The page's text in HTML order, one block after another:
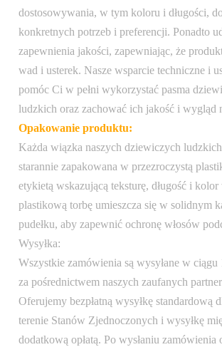
Wysyłka:
przetwarzane w ciągu 1-
wysyłane pocztą
wysyłka
dodatkową opłatą
dostosowywania, w tym koloru i długości,
konkretnych potrzeb i preferencji. Ponadto
zapewnienia jakości, zapewniając, że
wad i usterek. Nasze wsparcie techniczne i
pomóc Ci w pełni wykorzystać pasma
ludzkich oraz zachować ich jakość i wygląd
Opakowanie produktu:
Każda wiązka naszych dziewiczych
starannie zapakowana w przezroczystą
etykietą wskazującą teksturę, długość i kolor
plastikową torbę umieszcza się w solidnym
pudełku, aby zapewnić ochronę włosów
Wysyłka:
Wszystkie zamówienia są wysyłane w
za pośrednictwem naszych zaufanych
Oferujemy bezpłatną wysyłkę standardową
terenie Stanów Zjednoczonych i wysyłkę
dodatkową opłatą. Po wysłaniu zamówienia